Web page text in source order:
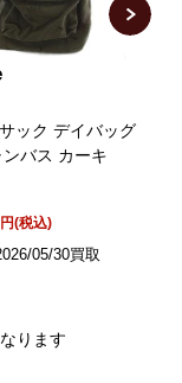
ック デイバッグ
ンバス カーキ
円(税込)
05/30買取
ります